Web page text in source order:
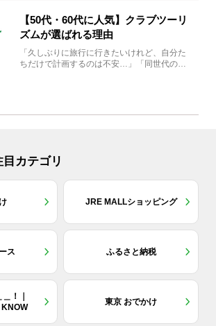
【50代・60代に人気】クラブツーリ
ズムが選ばれる理由
「久しぶりに旅行に行きたいけれど、自分た
ちだけで計画するのは不安…」「同世代の方
カテゴリ
JRE MALLショッピング
ス ふるさと納税
！｜
東京 おでかけ